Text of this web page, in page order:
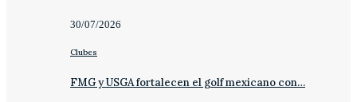
30/07/2026
Clubes
FMG y USGA fortalecen el golf mexicano con…